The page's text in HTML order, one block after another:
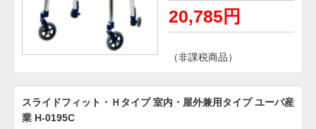
20,785円
（非課税商品）
スライドフィット・Ｈタイプ 室内・屋外兼用タイプ ユーバ産
業 H-0195C